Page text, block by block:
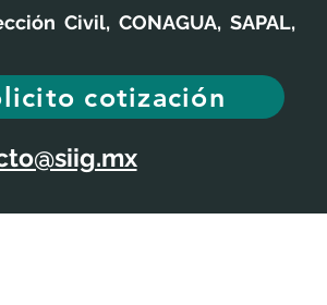
Civil, CONAGUA, SAPAL,
cotización